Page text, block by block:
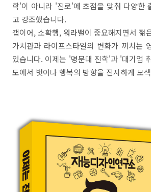
학'이 아니라 '진로'에 초점을 맞춰 다양한
고 강조했습니다.
갭이어, 소확행, 워라밸이 중요해지면서 젊
가치관과 라이프스타일의 변화가 끼치는
있습니다. 이제는 '명문대 진학'과 '대기업
도에서 벗어나 행복의 방향을 진지하게 모